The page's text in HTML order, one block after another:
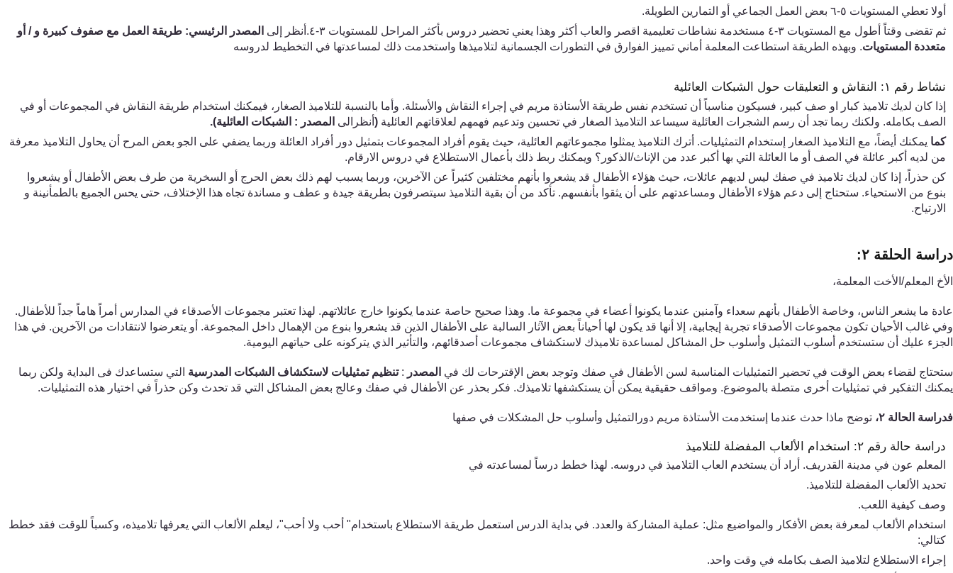
أولا تعطي المستويات ٥-٦ بعض العمل الجماعي أو التمارين الطويلة.
ثم تقضى وقتاً أطول مع المستويات ٣-٤ مستخدمة نشاطات تعليمية اقصر والعاب أكثر وهذا يعني تحضير دروس بأكثر المراحل للمستويات ٣-٤.أنظر إلى المصدر الرئيسي: طريقة العمل مع صفوف كبيرة و / أو
متعددة المستويات. وبهذه الطريقة استطاعت المعلمة أماني تمييز الفوارق في التطورات الجسمانية لتلاميذها واستخدمت ذلك لمساعدتها في التخطيط لدروسه
نشاط رقم ١: النقاش و التعليقات حول الشبكات العائلية
إذا كان لديك تلاميذ كبار او صف كبير ، فسيكون مناسباً أن تستخدم نفس طريقة الأستاذة مريم في إجراء النقاش والأسئلة. وأما بالنسبة للتلاميذ الصغار ، فيمكنك استخدام طريقة النقاش في المجموعات أو في
الصف بكامله. ولكنك ربما تجد أن رسم الشجرات العائلية سيساعد التلاميذ الصغار في تحسين وتدعيم فهمهم لعلاقاتهم العائلية ( أنظر الى المصدر : الشبكات العائلية).
كما يمكنك أيضاً، مع التلاميذ الصغار إستخدام التمثيليات. أترك التلاميذ يمثلوا مجموعاتهم العائلية، حيث يقوم أفراد المجموعات بتمثيل دور أفراد العائلة وربما يضفي على الجو بعض المرح أن يحاول التلاميذ معرفة
من لديه أكبر عائلة في الصف أو ما العائلة التي بها أكبر عدد من الإناث/الذكور ؟ ويمكنك ربط ذلك بأعمال الاستطلاع في دروس الارقام.
كن حذراً ، إذا كان لديك تلاميذ في صفك ليس لديهم عائلات، حيث هؤلاء الأطفال قد يشعروا بأنهم مختلفين كثيراً عن الآخرين، وربما يسبب لهم ذلك بعض الحرج أو السخرية من طرف بعض الأطفال أو يشعروا
بنوع من الاستحياء. ستحتاج إلى دعم هؤلاء الأطفال ومساعدتهم على أن يثقوا بأنفسهم. تأكد من أن بقية التلاميذ سيتصرفون بطريقة جيدة و عطف و مساندة تجاه هذا الإختلاف، حتى يحس الجميع بالطمأنينة و
الارتياح.
دراسة الحلقة ٢:
الأخ المعلم/الأخت المعلمة،
عادة ما يشعر الناس، وخاصة الأطفال بأنهم سعداء وآمنين عندما يكونوا أعضاء في مجموعة ما. وهذا صحيح حاصة عندما يكونوا خارج عائلاتهم. لهذا تعتبر مجموعات الأصدقاء في المدارس أمراً هاماً جداً للأطفال.
وفي غالب الأحيان تكون مجموعات الأصدقاء تجربة إيجابية، إلا أنها قد يكون لها أحياناً بعض الآثار السالبة على الأطفال الذين قد يشعروا بنوع من الإهمال داخل المجموعة. أو يتعرضوا لانتقادات من الآخرين. في هذا
الجزء عليك أن ستستخدم أسلوب التمثيل وأسلوب حل المشاكل لمساعدة تلاميذك لاستكشاف مجموعات أصدقائهم، والتأثير الذي يتركونه على حياتهم اليومية.
ستحتاج لقضاء بعض الوقت في تحضير التمثيليات المناسبة لسن الأطفال في صفك وتوجد بعض الإقترحات لك في المصدر :تنظيم تمثيليات لاستكشاف الشبكات المدرسية التي ستساعدك فى البداية ولكن ربما
يمكنك التفكير في تمثيليات أخرى متصلة بالموضوع. ومواقف حقيقية يمكن أن يستكشفها تلاميذك. فكر بحذر عن الأطفال في صفك وعالج بعض المشاكل التي قد تحدث وكن حذراً في اختيار هذه التمثيليات.
فدراسة الحالة ٢، توضح ماذا حدث عندما إستخدمت الأستاذة مريم دورالتمثيل وأسلوب حل المشكلات في صفها
دراسة حالة رقم ٢: استخدام الألعاب المفضلة للتلاميذ
المعلم عون في مدينة القدريف. أراد أن يستخدم العاب التلاميذ في دروسه. لهذا خطط درساً لمساعدته في
تحديد الألعاب المفضلة للتلاميذ.
وصف كيفية اللعب.
استخدام الألعاب لمعرفة بعض الأفكار والمواضيع مثل: عملية المشاركة والعدد. في بداية الدرس استعمل طريقة الاستطلاع باستخدام" أحب ولا أحب"، ليعلم الألعاب التي يعرفها تلاميذه، وكسباً للوقت فقد خطط
كتالي:
إجراء الاستطلاع لتلاميذ الصف بكامله في وقت واحد.